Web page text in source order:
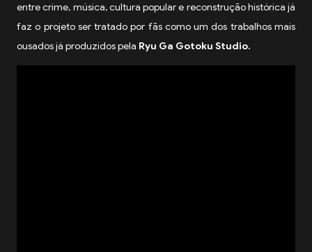
entre crime, música, cultura popular e reconstrução histórica já
faz o projeto ser tratado por fãs como um dos trabalhos mais
ousados já produzidos pela Ryu Ga Gotoku Studio.